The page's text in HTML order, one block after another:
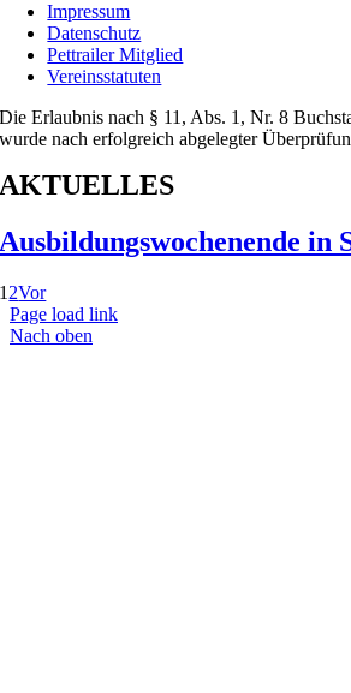
Impressum
Datenschutz
Pettrailer Mitglied
Vereinsstatuten
Die Erlaubnis nach § 11, Abs. 1, Nr. 8
wurde nach erfolgreich abgelegter
AKTUELLES
Ausbildungswochenende in
1 2Vor
Page load link
Nach oben